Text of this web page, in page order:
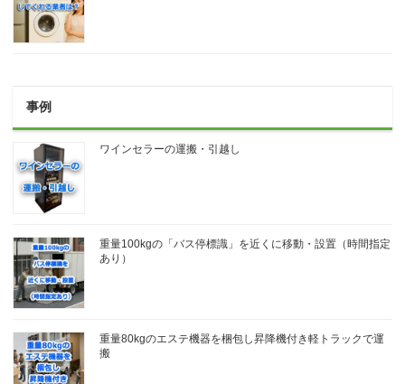
事例
ワインセラーの運搬・引越し
重量100kgの「バス停標識」を近くに移動・設置（時間指定
あり）
重量80kgのエステ機器を梱包し昇降機付き軽トラックで運
搬